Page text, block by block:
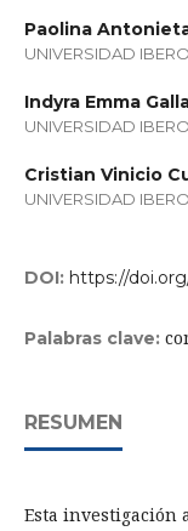
Paolina
UNIVERSIDAD
Indyra Emma
UNIVERSIDAD
Cristian Vinicio
UNIVERSIDAD
DOI: https://
Palabras clave:
RESUMEN
Esta investigación